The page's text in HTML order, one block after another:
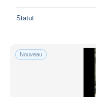
Statut
Nouveau